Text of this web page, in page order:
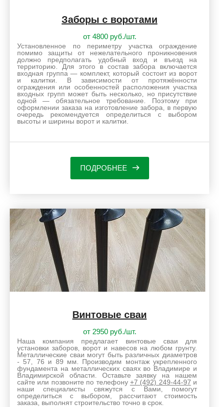
Заборы с воротами
от 4800 руб./шт.
Установленное по периметру участка ограждение
помимо защиты от нежелательного проникновения
должно предполагать удобный вход и въезд на
территорию. Для этого в состав забора включается
входная группа — комплект, который состоит из ворот
и калитки. В зависимости от протяжённости
ограждения или особенностей расположения участка
входных групп может быть несколько, но присутствие
одной — обязательное требование. Поэтому при
оформлении заказа на изготовление забора, в первую
очередь рекомендуется определиться с выбором
высоты и ширины ворот и калитки.
ПОДРОБНЕЕ
Винтовые сваи
от 2950 руб./шт.
Наша компания предлагает винтовые сваи для
установки заборов, ворот и навесов на любом грунту.
Металлические сваи могут быть различных диаметров
- 57, 76 и 89 мм. Производим монтаж укрепленного
фундамента на металлических сваях во Владимире и
Владимирской области. Оставьте заявку на нашем
сайте или позвоните по телефону +7 (492) 249-44-97 и
наши специалисты свяжутся с Вами, помогут
определиться с выбором, рассчитают стоимость
заказа, выполнят строительство точно в срок.